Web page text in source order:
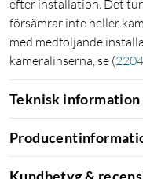
efter installation. Det
försämrar inte heller
med medföljande
kameralinserna, se (
Teknisk information